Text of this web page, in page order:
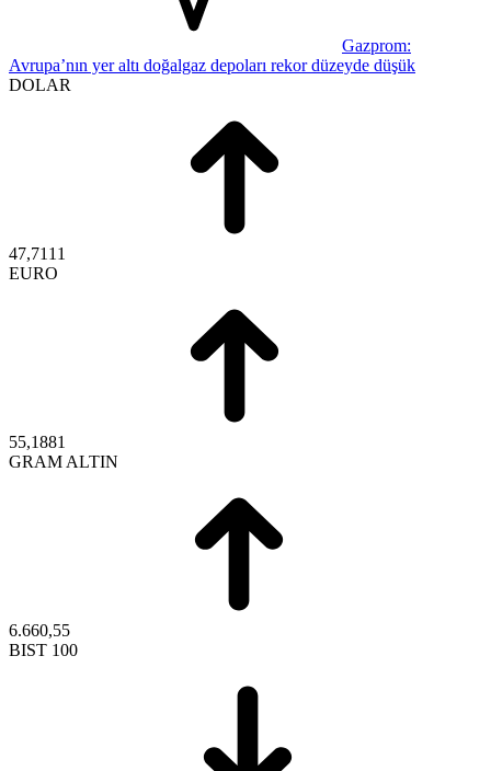
Gazprom:
Avrupa’nın yer altı doğalgaz depoları rekor düzeyde düşük
DOLAR
47,7111
EURO
55,1881
GRAM ALTIN
6.660,55
BIST 100